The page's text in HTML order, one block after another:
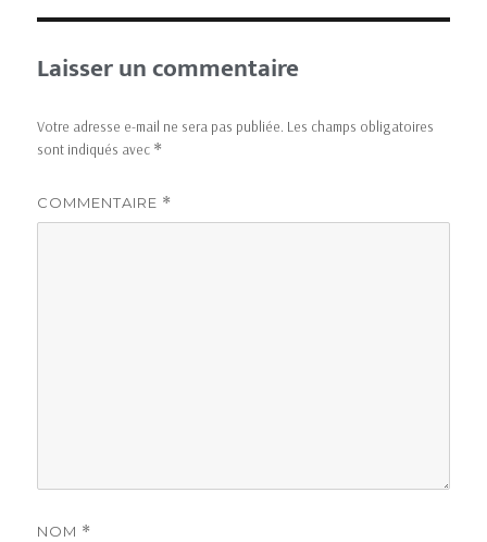
Laisser un commentaire
Votre adresse e-mail ne sera pas publiée. Les champs obligatoires
sont indiqués avec *
COMMENTAIRE *
NOM *